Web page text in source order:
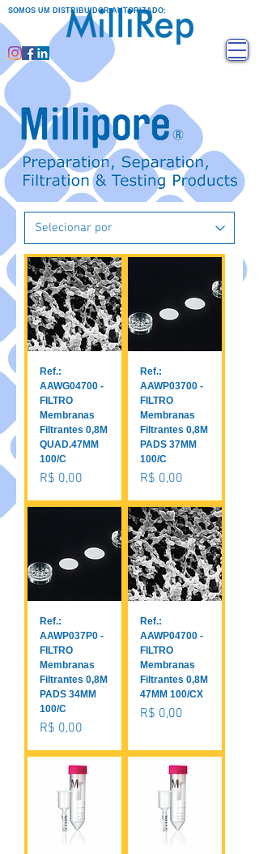
SOMOS UM DISTRIBUIDOR AUTORIZADO:
Ref.:
AAWG04700 -
FILTRO
Membranas
Filtrantes 0,8M
QUAD.47MM
100/C
Preço
R$ 0,00
Ref.:
AAWP03700 -
FILTRO
Membranas
Filtrantes 0,8M
PADS 37MM
100/C
Preço
R$ 0,00
Ref.:
AAWP037P0 -
FILTRO
Membranas
Filtrantes 0,8M
PADS 34MM
100/C
Preço
R$ 0,00
Ref.:
AAWP04700 -
FILTRO
Membranas
Filtrantes 0,8M
47MM 100/CX
Preço
R$ 0,00